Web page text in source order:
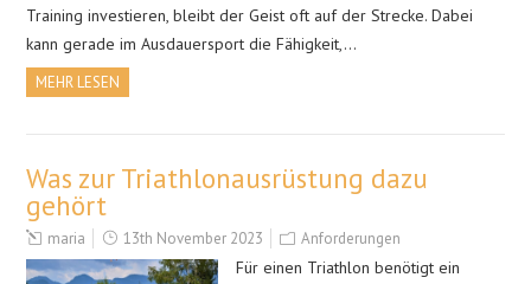
Training investieren, bleibt der Geist oft auf der Strecke. Dabei
kann gerade im Ausdauersport die Fähigkeit,…
MEHR LESEN
Was zur Triathlonausrüstung dazu
gehört
maria 13th November 2023 Anforderungen
Für einen Triathlon benötigt ein